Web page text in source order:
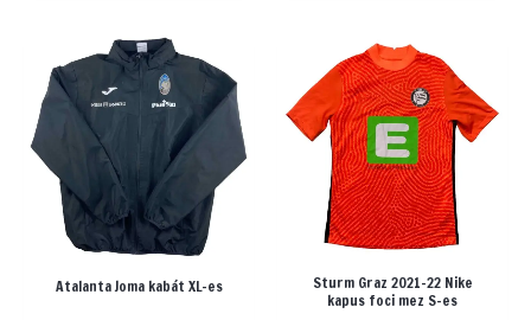
Atalanta Joma kabát XL-es
Sturm Graz 2021-22 Nike
kapus foci mez S-es